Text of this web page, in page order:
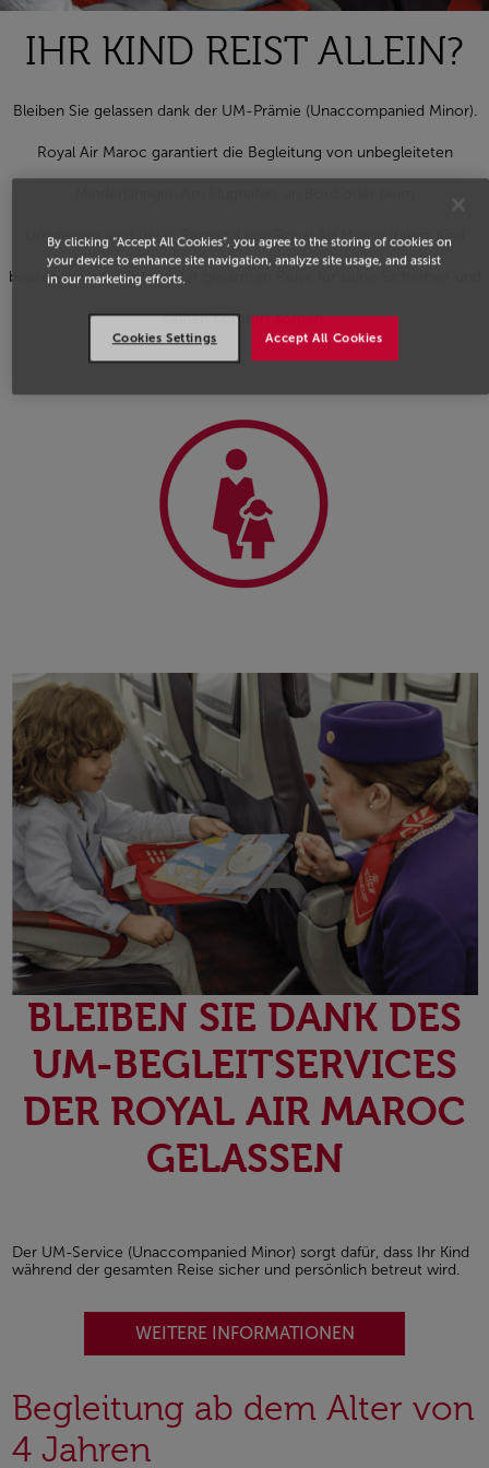
IHR KIND REIST ALLEIN?
Bleiben Sie gelassen dank der UM-Prämie (Unaccompanied Minor).
Royal Air Maroc garantiert die Begleitung von unbegleiteten
Umsteigen wird unser Personal von Royal Air Maroc Ihrem Kind
beistehen und während der gesamten Reise für seine Sicherheit und
seinen Komfort sorgen.
BLEIBEN SIE DANK DES
UM-BEGLEITSERVICES
DER ROYAL AIR MAROC
GELASSEN
Der UM-Service (Unaccompanied Minor) sorgt dafür, dass Ihr Kind
während der gesamten Reise sicher und persönlich betreut wird.
WEITERE INFORMATIONEN
Begleitung ab dem Alter von
4 Jahren
By clicking “Accept All Cookies”, you agree to the storing of cookies on
your device to enhance site navigation, analyze site usage, and assist
in our marketing efforts.
Accept All Cookies
Cookies Settings